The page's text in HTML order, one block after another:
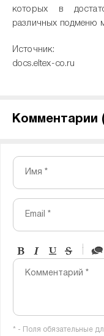
которых в
различных подменю
Источник:
docs.eltex-co.ru
Комментарии (
Имя *
Email *
-
-
-
Комментарий *
* - Поля обязательные